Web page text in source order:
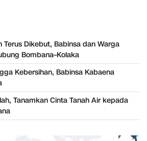
Dikebut, Babinsa dan Warga
Bombana–Kolaka
Kebersihan, Babinsa Kabaena
Tanamkan Cinta Tanah Air kepada